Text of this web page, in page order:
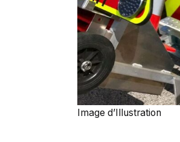
Image d’Illustration